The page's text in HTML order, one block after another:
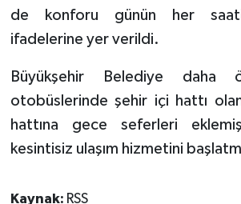
de konforu günün her
ifadelerine yer verildi.
Büyükşehir Belediye daha
otobüslerinde şehir içi hattı
hattına gece seferleri
kesintisiz ulaşım hizmetini
Kaynak: RSS